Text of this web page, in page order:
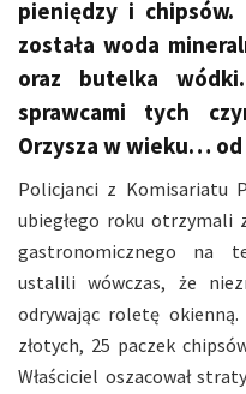
pieniędzy i
została woda
oraz butelka
sprawcami tych
Orzysza w wieku… od
Policjanci z Komisariatu
ubiegłego roku otrzymali
gastronomicznego na
ustalili wówczas, że
odrywając roletę
złotych, 25 paczek
Właściciel oszacował